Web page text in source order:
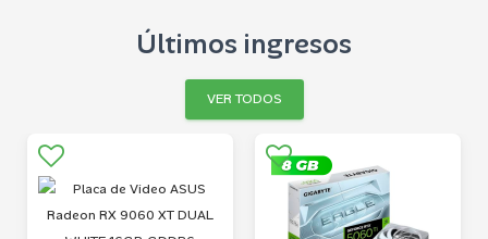
Últimos ingresos
VER TODOS